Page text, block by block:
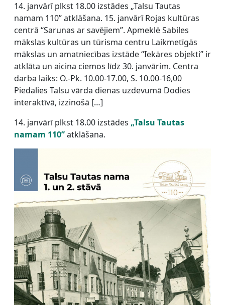
14. janvārī plkst 18.00 izstādes „Talsu Tautas
namam 110” atklāšana. 15. janvārī Rojas kultūras
centrā “Sarunas ar savējiem”. Apmeklē Sabiles
mākslas kultūras un tūrisma centru Laikmetīgās
mākslas un amatniecības izstāde “Iekāres objekti” ir
atklāta un aicina ciemos līdz 30. janvārim. Centra
darba laiks: O.-Pk. 10.00-17.00, S. 10.00-16,00
Piedalies Talsu vārda dienas uzdevumā Dodies
interaktīvā, izzinošā […]
14. janvārī plkst 18.00 izstādes „Talsu Tautas
namam 110”atklāšana.